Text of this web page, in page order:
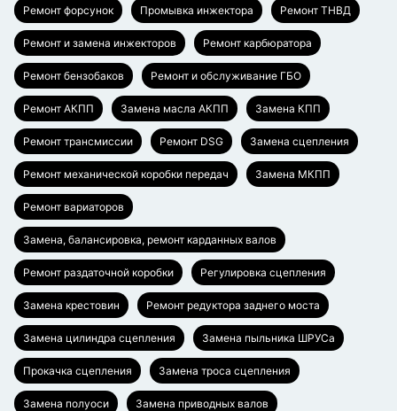
Ремонт форсунок Промывка инжектора Ремонт ТНВД
Ремонт и замена инжекторов Ремонт карбюратора
Ремонт бензобаков Ремонт и обслуживание ГБО
Ремонт АКПП Замена масла АКПП Замена КПП
Ремонт трансмиссии Ремонт DSG Замена сцепления
Ремонт механической коробки передач Замена МКПП
Ремонт вариаторов
Замена, балансировка, ремонт карданных валов
Ремонт раздаточной коробки Регулировка сцепления
Замена крестовин Ремонт редуктора заднего моста
Замена цилиндра сцепления Замена пыльника ШРУСа
Прокачка сцепления Замена троса сцепления
Замена полуоси Замена приводных валов